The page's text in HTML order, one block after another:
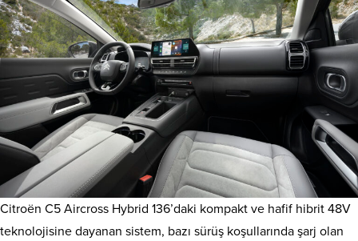
Citroën C5 Aircross Hybrid 136’daki kompakt ve hafif hibrit 48V
teknolojisine dayanan sistem, bazı sürüş koşullarında şarj olan